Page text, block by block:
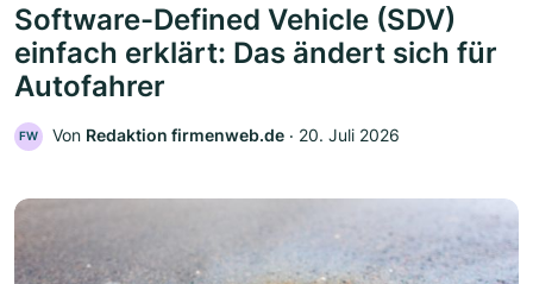
Software-Defined Vehicle (SDV)
einfach erklärt: Das ändert sich für
Autofahrer
FW Von Redaktion firmenweb.de ‧ 20. Juli 2026